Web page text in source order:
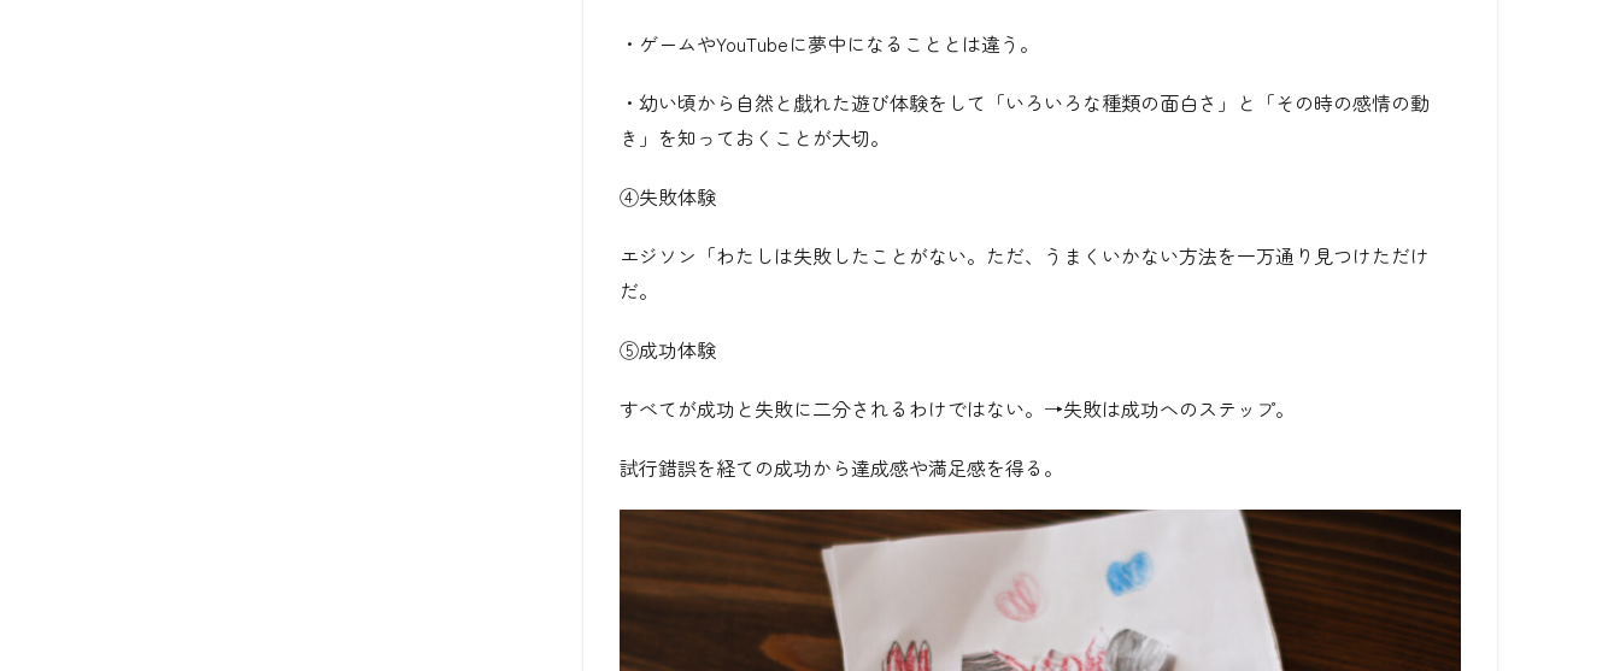
・ゲームやYouTubeに夢中になることとは違う。
・幼い頃から自然と戯れた遊び体験をして「いろいろな種類の面白さ」と「その時の感情の動
き」を知っておくことが大切。
④失敗体験
エジソン「わたしは失敗したことがない。ただ、うまくいかない方法を一万通り見つけただけ
だ。
⑤成功体験
すべてが成功と失敗に二分されるわけではない。→失敗は成功へのステップ。
試行錯誤を経ての成功から達成感や満足感を得る。